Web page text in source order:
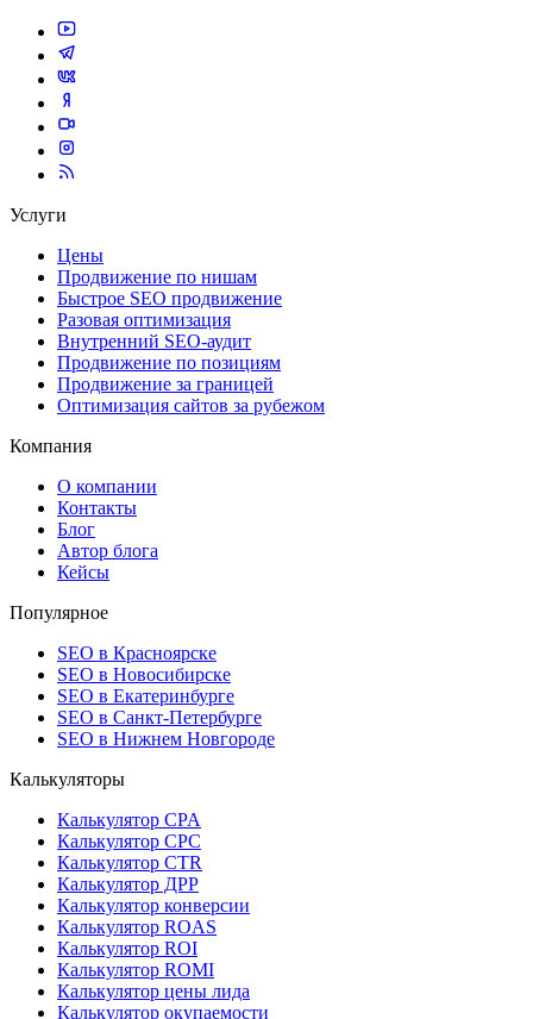
Услуги
Цены
Продвижение по нишам
Быстрое SEO продвижение
Разовая оптимизация
Внутренний SEO-аудит
Продвижение по позициям
Продвижение за границей
Оптимизация сайтов за рубежом
Компания
О компании
Контакты
Блог
Автор блога
Кейсы
Популярное
SEO в Красноярске
SEO в Новосибирске
SEO в Екатеринбурге
SEO в Санкт-Петербурге
SEO в Нижнем Новгороде
Калькуляторы
Калькулятор CPA
Калькулятор CPC
Калькулятор CTR
Калькулятор ДРР
Калькулятор конверсии
Калькулятор ROAS
Калькулятор ROI
Калькулятор ROMI
Калькулятор цены лида
Калькулятор окупаемости